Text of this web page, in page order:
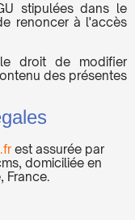
stipulées dans le
renoncer à l'accès
droit de modifier
des présentes
est assurée par
domiciliée en
France.